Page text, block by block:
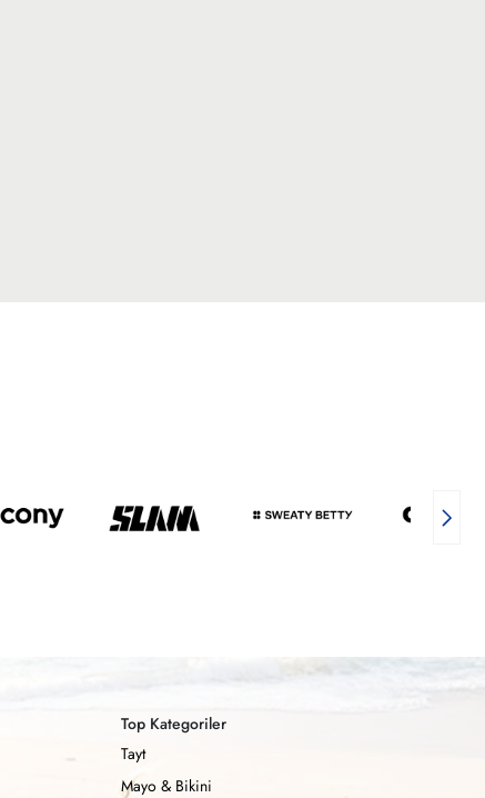
Top Kategoriler
Tayt
Mayo & Bikini